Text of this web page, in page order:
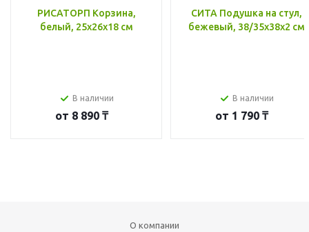
РИСАТОРП Корзина,
белый, 25x26x18 см
В наличии
от 8 890 ₸
СИТА Подушка на стул,
бежевый, 38/35x38x2 см
В наличии
от 1 790 ₸
О компании